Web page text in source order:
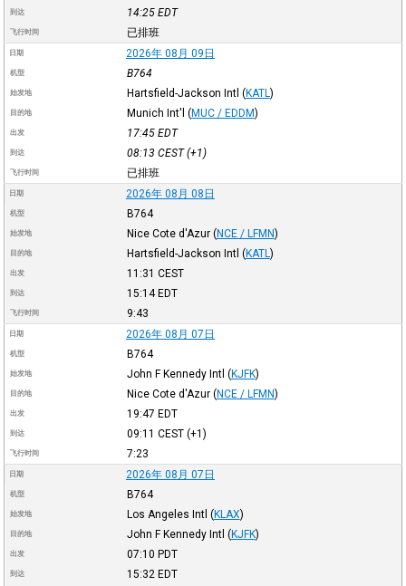
到达 14:25 EDT
飞行时间 已排班
日期 2026年 08月 09日
机型 B764
始发地 Hartsfield-Jackson Intl (KATL )
目的地 Munich Int'l (MUC / EDDM)
出发 17:45 EDT
到达 08:13 CEST(+1)
飞行时间 已排班
日期 2026年 08月 08日
机型 B764
始发地 Nice Cote d'Azur (NCE / LFMN)
目的地 Hartsfield-Jackson Intl (KATL )
出发 11:31 CEST
到达 15:14EDT
飞行时间 9:43
日期 2026年 08月 07日
机型 B764
始发地 John F Kennedy Intl (KJFK)
目的地 Nice Cote d'Azur (NCE / LFMN)
出发 19:47 EDT
到达 09:11 CEST(+1)
飞行时间 7:23
日期 2026年 08月 07日
机型 B764
始发地 Los Angeles Intl (KLAX)
目的地 John F Kennedy Intl (KJFK)
出发 07:10 PDT
到达 15:32 EDT